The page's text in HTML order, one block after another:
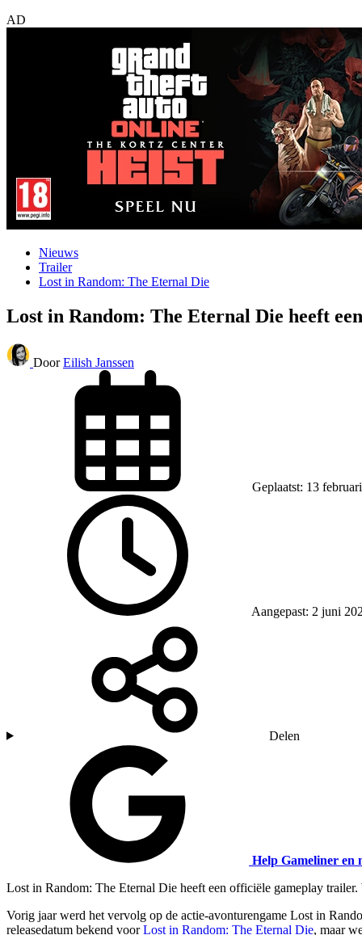
AD
Nieuws
Trailer
Lost in Random: The Eternal Die
Lost in Random: The Eternal Die heeft
Door Eilish Janssen
Geplaatst: 13
Aangepast: 2 juni
Delen
Help Gameliner en
Lost in Random: The Eternal Die heeft een officiële gameplay
Vorig jaar werd het vervolg op de actie-avonturengame Lost in
releasedatum bekend voorLost in Random: The Eternal Die, maar